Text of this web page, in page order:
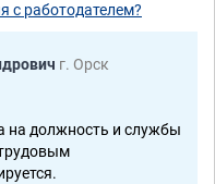
с работодателем?
г. Орск
на должность и службы